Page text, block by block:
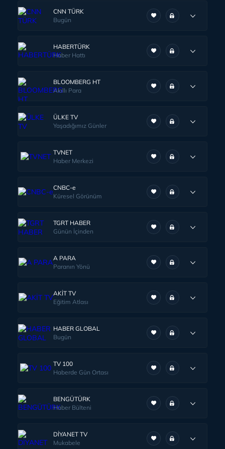
CNN TÜRK
Bugün
HABERTÜRK
Haber Hattı
BLOOMBERG HT
Akıllı Para
ÜLKE TV
Yaşadığımız Günler
TVNET
Haber Merkezi
CNBC-e
Küresel Görünüm
TGRT HABER
Günün İçinden
A PARA
Paranın Yönü
AKİT TV
Eğitim Atlası
HABER GLOBAL
Bugün
TV 100
Haberde Gün Ortası
BENGÜTÜRK
Haber Bülteni
DİYANET TV
Mukabele